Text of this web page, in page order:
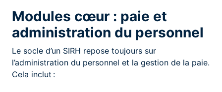
Modules cœur : paie et
administration du personnel
Le socle d’un SIRH repose toujours sur
l’administration du personnel et la gestion de la paie.
Cela inclut :